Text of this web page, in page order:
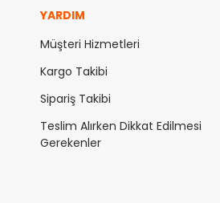
YARDIM
Müşteri Hizmetleri
Kargo Takibi
Sipariş Takibi
Teslim Alırken Dikkat Edilmesi
Gerekenler